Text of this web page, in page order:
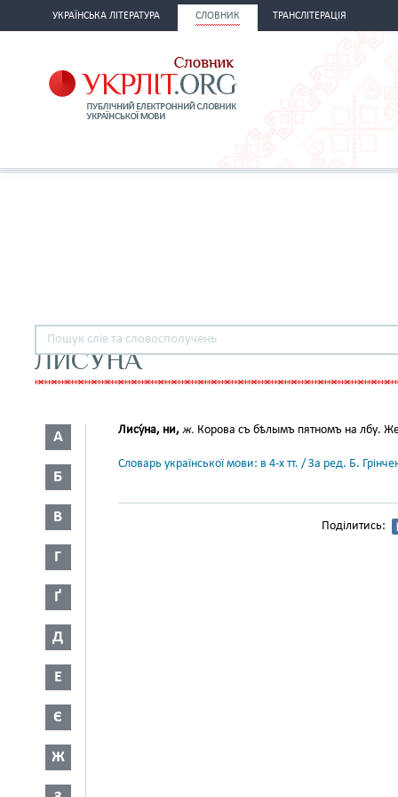
УКРАЇНСЬКА ЛІТЕРАТУРА СЛОВНИК ТРАНСЛІТЕРАЦІЯ
ЛИСУНА
А
Б
В
Г
Ґ
Д
Е
Є
Ж
Лису́на, ни, ж. Корова съ бѣлымъ пятномъ на лбу.
Словарь української мови: в 4-х тт. / За ред. Б.
Поділитись: